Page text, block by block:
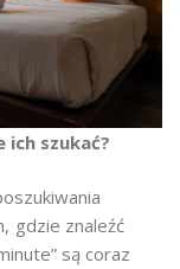
ich szukać?
gdzie znaleźć
są coraz